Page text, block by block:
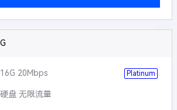
20Mbps Platinum
盘 无限流量